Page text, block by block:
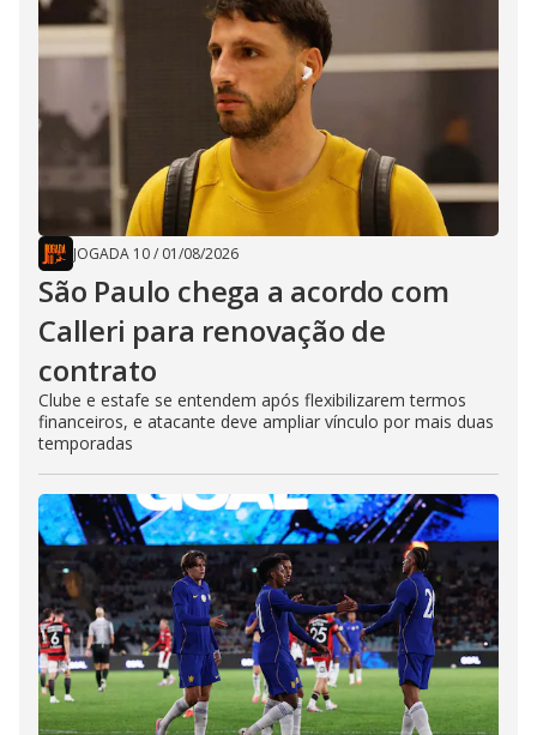
JOGADA 10/ 01/08/2026
São Paulo chega a acordo com
Calleri para renovação de
contrato
Clube e estafe se entendem após flexibilizarem termos
financeiros, e atacante deve ampliar vínculo por mais duas
temporadas